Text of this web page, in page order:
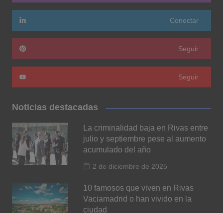
Conectar
Seguir
Seguir
Noticias destacadas
La criminalidad baja en Rivas entre
julio y septiembre pese al aumento
acumulado del año
2 de diciembre de 2025
10 famosos que viven en Rivas
Vaciamadrid o han vivido en la
ciudad